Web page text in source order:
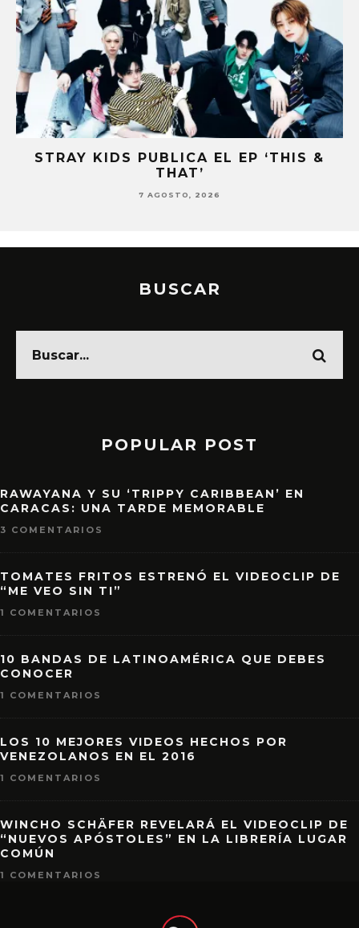
STRAY KIDS PUBLICA EL EP ‘THIS &
THAT’
7 AGOSTO, 2026
BUSCAR
POPULAR POST
RAWAYANA Y SU ‘TRIPPY CARIBBEAN’ EN
CARACAS: UNA TARDE MEMORABLE
3 COMENTARIOS
TOMATES FRITOS ESTRENÓ EL VIDEOCLIP DE
“ME VEO SIN TI”
1 COMENTARIOS
10 BANDAS DE LATINOAMÉRICA QUE DEBES
CONOCER
1 COMENTARIOS
LOS 10 MEJORES VIDEOS HECHOS POR
VENEZOLANOS EN EL 2016
1 COMENTARIOS
WINCHO SCHÄFER REVELARÁ EL VIDEOCLIP DE
“NUEVOS APÓSTOLES” EN LA LIBRERÍA LUGAR
COMÚN
1 COMENTARIOS